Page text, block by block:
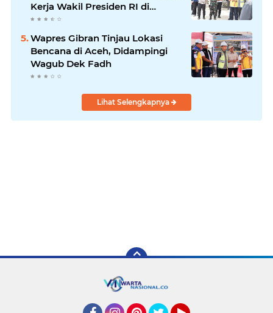
Kerja Wakil Presiden RI di
Kabupaten Bireuen
Wapres Gibran Tinjau Lokasi
Bencana di Aceh, Didampingi
Wagub Dek Fadh
Lihat Selengkapnya